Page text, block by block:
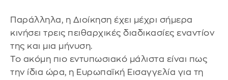
Παράλληλα, η Διοίκηση έχει μέχρι σήμερα
κινήσει τρεις πειθαρχικές διαδικασίες εναντίον
της και μια μήνυση.
Το ακόμη πιο εντυπωσιακό μάλιστα είναι πως
την ίδια ώρα, η Ευρωπαϊκή Εισαγγελία για τη